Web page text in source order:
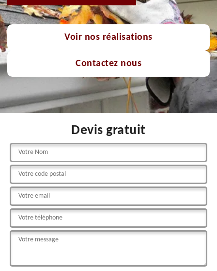
Voir nos réalisations
Contactez nous
Devis gratuit